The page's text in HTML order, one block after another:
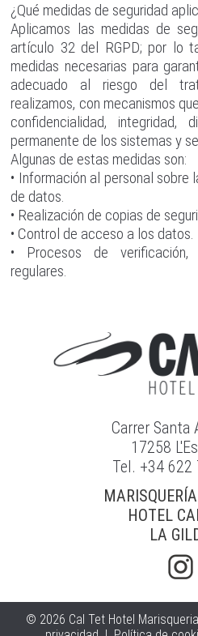
¿Qué medidas de seguridad
Aplicamos las medidas de
artículo 32 del RGPD; por lo
medidas necesarias para
adecuado al riesgo del
realizamos, con mecanismos
confidencialidad, integridad,
permanente de los sistemas y
Algunas de estas medidas son:
• Información al personal
de datos.
• Realización de copias de
• Control de acceso a los datos.
• Procesos de verificación,
regulares.
Carrer Santa
17258
Tel. +34 622
HOTEL
LA
© 2026 Cal Tet Hotel